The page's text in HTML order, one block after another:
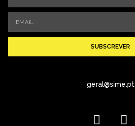
SUBSCREVER
geral@sime.pt